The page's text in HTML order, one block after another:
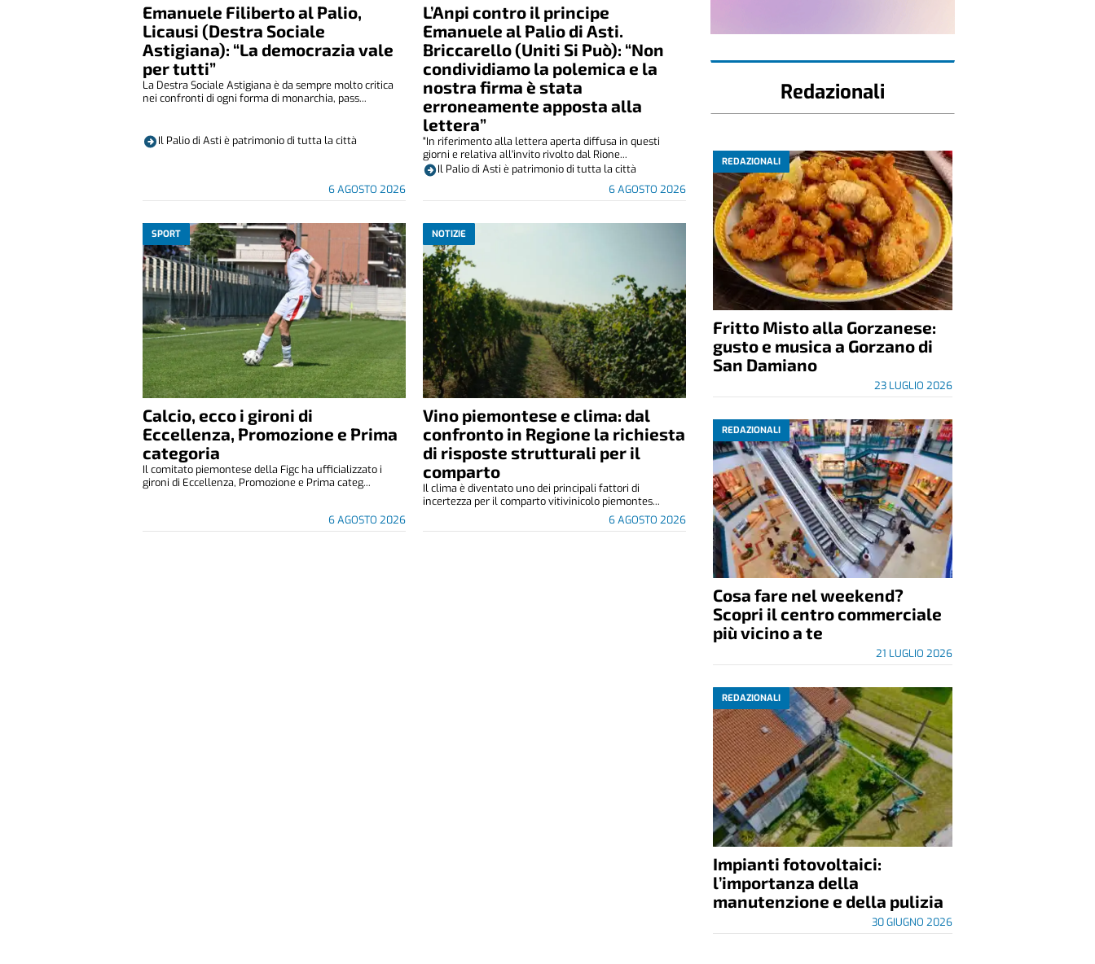
Emanuele Filiberto al Palio,
Licausi (Destra Sociale
Astigiana): “La democrazia vale
per tutti”
6 AGOSTO 2026
La Destra Sociale Astigiana è da sempre molto critica
nei confronti di ogni forma di monarchia, pass...
Il Palio di Asti è patrimonio di tutta la città
L’Anpi contro il principe
Emanuele al Palio di Asti.
Briccarello (Uniti Si Può): “Non
condividiamo la polemica e la
nostra firma è stata
erroneamente apposta alla
lettera”
6 AGOSTO 2026
"In riferimento alla lettera aperta diffusa in questi
giorni e relativa all'invito rivolto dal Rione...
Il Palio di Asti è patrimonio di tutta la città
SPORT
Calcio, ecco i gironi di
Eccellenza, Promozione e Prima
categoria
6 AGOSTO 2026
Il comitato piemontese della Figc ha ufficializzato i
gironi di Eccellenza, Promozione e Prima categ...
NOTIZIE
Vino piemontese e clima: dal
confronto in Regione la richiesta
di risposte strutturali per il
comparto
6 AGOSTO 2026
Il clima è diventato uno dei principali fattori di
incertezza per il comparto vitivinicolo piemontes...
Redazionali
REDAZIONALI
Fritto Misto alla Gorzanese:
gusto e musica a Gorzano di
San Damiano
23 LUGLIO 2026
REDAZIONALI
Cosa fare nel weekend?
Scopri il centro commerciale
più vicino a te
21 LUGLIO 2026
REDAZIONALI
Impianti fotovoltaici:
l’importanza della
manutenzione e della pulizia
30 GIUGNO 2026